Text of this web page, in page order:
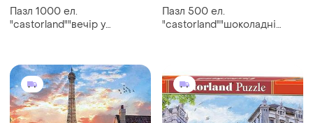
Пазл 1000 ел.
"castorland""вечір у
Пазл 500 ел.
"castorland""шоколадні